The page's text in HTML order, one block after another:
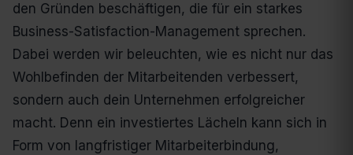
den Gründen beschäftigen, die für ein starkes
Business-Satisfaction-Management sprechen.
Dabei werden wir beleuchten, wie es nicht nur das
Wohlbefinden der Mitarbeitenden verbessert,
sondern auch dein Unternehmen erfolgreicher
macht. Denn ein investiertes Lächeln kann sich in
Form von langfristiger Mitarbeiterbindung,